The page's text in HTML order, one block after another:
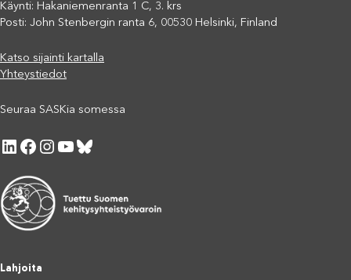
Käynti: Hakaniemenranta 1 C, 3. krs
Posti: John Stenbergin ranta 6, 00530 Helsinki, Finland
Katso sijainti kartalla
Yhteystiedot
Seuraa SASKia somessa
LinkedIn Facebook Instagram YouTube Bluesky
Lahjoita